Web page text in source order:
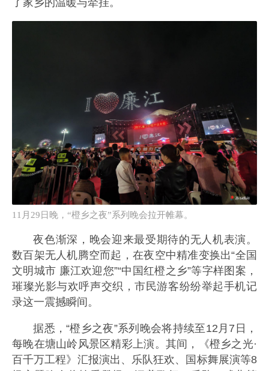
了家乡的温暖与牵挂。
11月29日晚，“橙乡之夜”系列晚会拉开帷幕。
夜色渐深，晚会迎来最受期待的无人机表演。
数百架无人机腾空而起，在夜空中精准变换出“全国
文明城市 廉江欢迎您”“中国红橙之乡”等字样图案，
璀璨光影与欢呼声交织，市民游客纷纷举起手机记
录这一震撼瞬间。
据悉，“橙乡之夜”系列晚会将持续至12月7日，
每晚在塘山岭风景区精彩上演。其间，《橙乡之光·
百千万工程》汇报演出、乐队狂欢、国标舞展演等8